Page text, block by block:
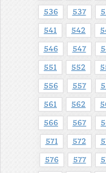
536 537
541 542
546 547
551 552
556 557
561 562
566 567
571 572
576 577